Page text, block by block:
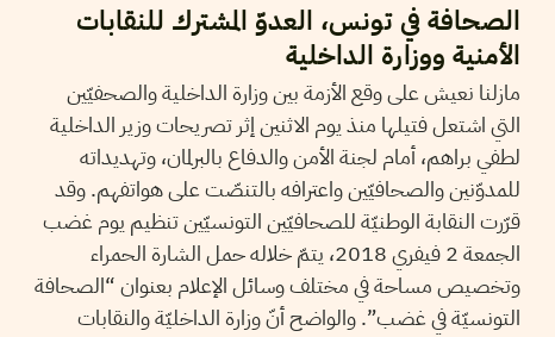
الصحافة في تونس، العدوّ المشترك للنقابات
الأمنية ووزارة الداخلية
مازلنا نعيش على وقع الأزمة بين وزارة الداخلية والصحفيّين
التي اشتعل فتيلها منذ يوم الاثنين إثر تصريحات وزير الداخلية
لطفي براهم، أمام لجنة الأمن والدفاع بالبرلمان، وتهديداته
للمدوّنين والصحافيّين واعترافه بالتنصّت على هواتفهم. وقد
قرّرت النقابة الوطنيّة للصحافيّين التونسيّين تنظيم يوم غضب
الجمعة 2 فيفري 2018، يتمّ خلاله حمل الشارة الحمراء
وتخصيص مساحة في مختلف وسائل الإعلام بعنوان “الصحافة
التونسيّة في غضب”. والواضح أنّ وزارة الداخليّة والنقابات